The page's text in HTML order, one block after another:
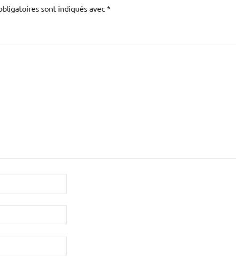
sont indiqués avec *